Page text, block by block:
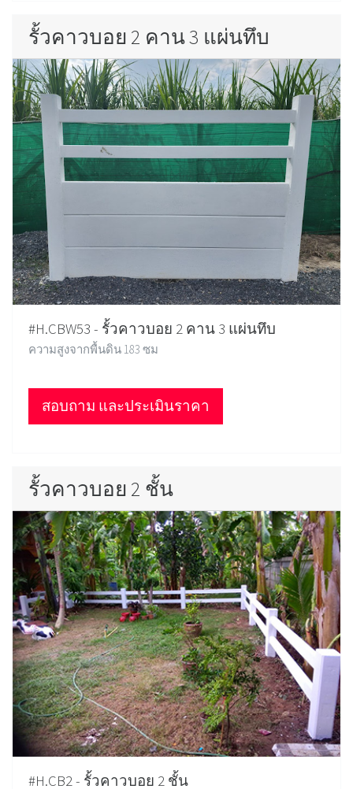
รั้วคาวบอย 2 คาน 3 แผ่นทึบ
#H.CBW53 - รั้วคาวบอย 2 คาน 3 แผ่นทึบ
ความสูงจากพื้นดิน 183 ซม
สอบถาม และประเมินราคา
รั้วคาวบอย 2 ชั้น
#H.CB2 - รั้วคาวบอย 2 ชั้น